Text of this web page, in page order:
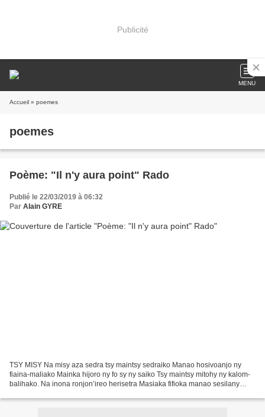
Publicité
MENU
Accueil » poemes
poemes
Poème: "Il n'y aura point" Rado
Publié le 22/03/2019 à 06:32
Par Alain GYRE
TSY MISY Na misy aza sedra tsy maintsy sedraiko Manao hosivoanjo ny
fiaina-maliako Mainka hijoro ny fo sy ny saiko Tsy maintsy mitohy ny kalom-
balihako. Na inona ronjon’ireo herisetra Masiaka fifioka manao sesilany